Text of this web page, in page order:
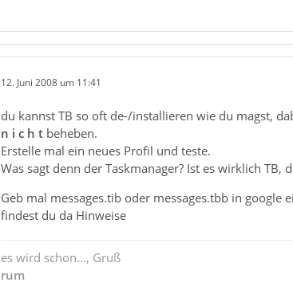
12. Juni 2008 um 11:41
du kannst TB so oft de-/installieren wie du magst,
n i c h tbeheben.
Erstelle mal ein neues Profil und teste.
Was sagt denn der Taskmanager? Ist es wirklich TB,
Geb mal messages.tib oder messages.tbb in google
findest du da Hinweise
es wird schon..., Gruß
rum